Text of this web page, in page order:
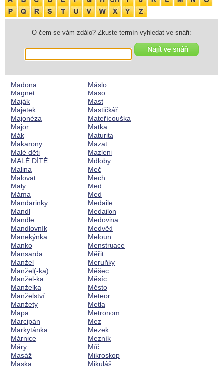
O čem se vám zdálo? Zkuste termín vyhledat ve snáři:
Madona
Magnet
Maják
Majetek
Majonéza
Major
Mák
Makarony
Malé děti
MALÉ DÍTĚ
Malina
Malovat
Malý
Máma
Mandarinky
Mandl
Mandle
Mandlovník
Manekýnka
Manko
Mansarda
Manžel
Manžel(-ka)
Manžel-ka
Manželka
Manželství
Manžety
Mapa
Marcipán
Markytánka
Márnice
Máry
Masáž
Maska
Máslo
Maso
Mast
Mastičkář
Mateřídouška
Matka
Maturita
Mazat
Mazleni
Mdloby
Meč
Mech
Měď
Med
Medaile
Medailon
Medovina
Medvěd
Meloun
Menstruace
Měřit
Meruňky
Měšec
Měsíc
Město
Meteor
Metla
Metronom
Mez
Mezek
Mezník
Míč
Mikroskop
Mikuláš